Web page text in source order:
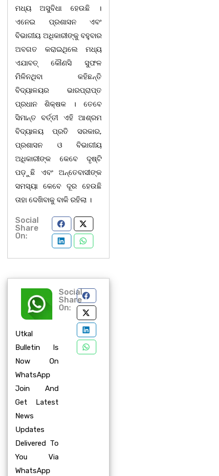
ମଧ୍ୟ ଅସୁବିଧା ହେଉଛି ।
ଏନେଇ ପ୍ରଶାସନ ଏବଂ
ବିଭାଗୀୟ ଅଧିକାରୀଙ୍କୁ ବହୁବାର
ଅବଗତ କରାଇଥିଲେ ମଧ୍ୟ
ଏଯାବତ୍ କୌଣସି ସୁଫଳ
ମିଳିନଥିବା କହିଛନ୍ତି
ବିଦ୍ୟାଳୟର ଭାରପ୍ରାପ୍ତ
ପ୍ରଧାନ ଶିକ୍ଷକ । ତେବେ
ସିମାନ୍ତ ବର୍ତ୍ତୀ ଏହି ଆଶ୍ରମ
ବିଦ୍ୟାଳୟ ପ୍ରତି ସରକାର,
ପ୍ରଶାସନ ଓ ବିଭାଗୀୟ
ଅଧିକାରୀଙ୍କ କେବେ ଦୃଷ୍ଟି
ପଡ଼ୁଛି ଏବଂ ଅନ୍ତେବାସୀଙ୍କ
ସମସ୍ୟା କେବେ ଦୂର ହେଉଛି
ତାହା ଦେଖିବାକୁ ବାକି ରହିଲା ।
Social
Share
On:
Utkal
Bulletin Is
Now On
WhatsApp
Join And
Get Latest
News
Updates
Delivered To
You Via
WhatsApp
Social
Share
On: